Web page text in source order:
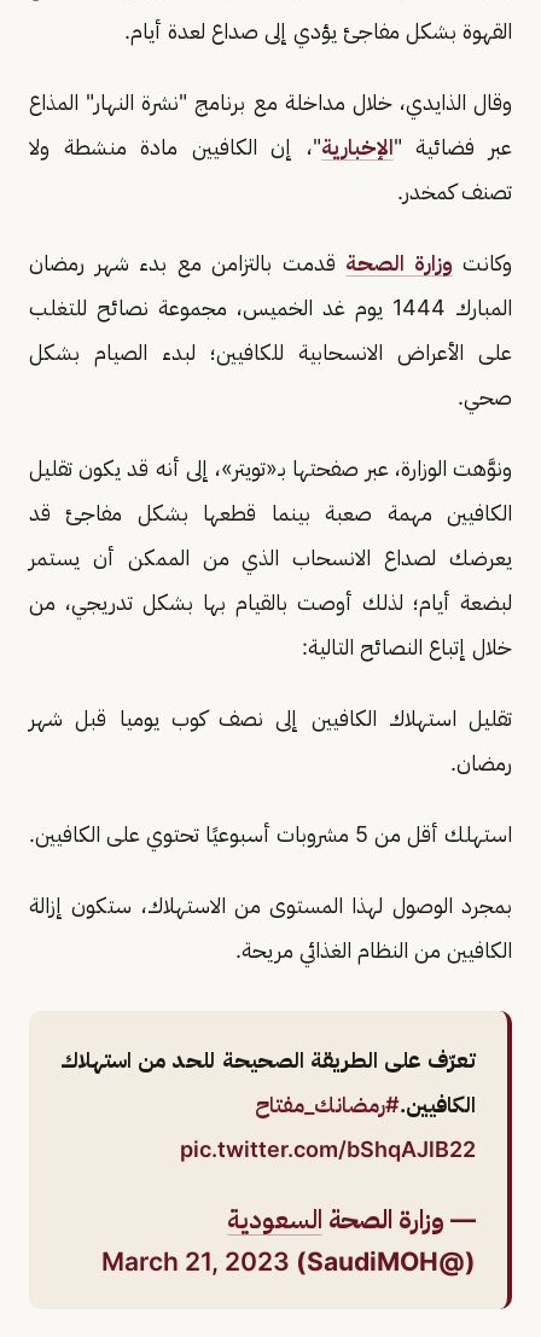
القهوة بشكل مفاجئ يؤدي إلى صداع لعدة أيام.
وقال الذايدي، خلال مداخلة مع برنامج "نشرة النهار" المذاع
عبر فضائية "الإخبارية"، إن الكافيين مادة منشطة ولا
تصنف كمخدر.
وكانت وزارة الصحة قدمت بالتزامن مع بدء شهر رمضان
المبارك 1444 يوم غد الخميس، مجموعة نصائح للتغلب
على الأعراض الانسحابية للكافيين؛ لبدء الصيام بشكل
صحي.
ونوَّهت الوزارة، عبر صفحتها بـ«تويتر»، إلى أنه قد يكون تقليل
الكافيين مهمة صعبة بينما قطعها بشكل مفاجئ قد
يعرضك لصداع الانسحاب الذي من الممكن أن يستمر
لبضعة أيام؛ لذلك أوصت بالقيام بها بشكل تدريجي، من
خلال إتباع النصائح التالية:
تقليل استهلاك الكافيين إلى نصف كوب يوميا قبل شهر
رمضان.
استهلك أقل من 5 مشروبات أسبوعيًا تحتوي على الكافيين.
بمجرد الوصول لهذا المستوى من الاستهلاك، ستكون إزالة
الكافيين من النظام الغذائي مريحة.
تعرّف على الطريقة الصحيحة للحد من استهلاك
الكافيين.#رمضانك_مفتاح
pic.twitter.com/bShqAJlB22
— وزارة الصحة السعودية
(@SaudiMOH)
March 21, 2023